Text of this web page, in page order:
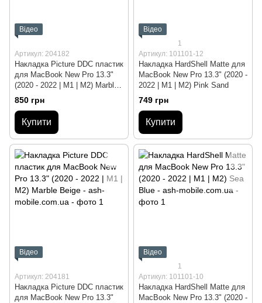
Відео
Артикул: 204182
Накладка Picture DDC пластик
для MacBook New Pro 13.3"
(2020 - 2022 | M1 | M2) Marble
Blue/White
850 грн
Купити
Відео
1
Артикул: 101101-12
Накладка HardShell Matte для
MacBook New Pro 13.3" (2020 -
2022 | M1 | M2) Pink Sand
749 грн
Купити
Відео
Артикул: 204181
Накладка Picture DDC пластик
для MacBook New Pro 13.3"
Відео
1
Артикул: 101101-10
Накладка HardShell Matte для
MacBook New Pro 13.3" (2020 -